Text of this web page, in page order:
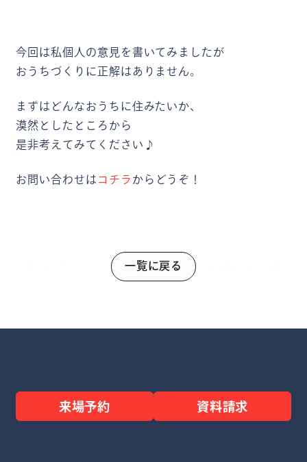
今回は私個人の意見を書いてみましたが
おうちづくりに正解はありません。
まずはどんなおうちに住みたいか、
漠然としたところから
是非考えてみてください♪
お問い合わせは コチラ からどうぞ！
一覧に戻る
来場予約 資料請求